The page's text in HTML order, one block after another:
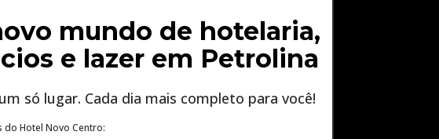
mundo de hotelaria,
e lazer em Petrolina
só lugar. Cada dia mais completo para você!
do Hotel Novo Centro: